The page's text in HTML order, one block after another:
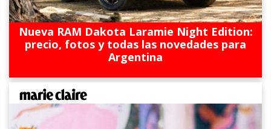
Nueva RAM Dakota Laramie Night Edition:
precio, fotos y todas las novedades para
Argentina